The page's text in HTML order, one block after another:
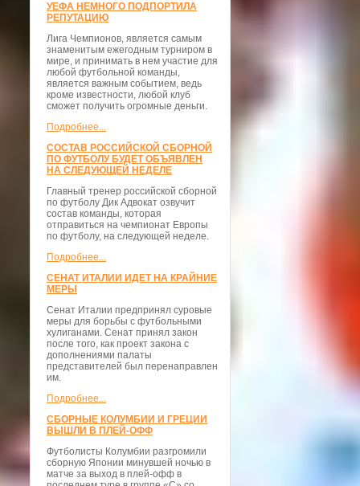
УЕФА НЕМНОГО ПОДПОРТИЛА
РЕПУТАЦИЮ
Лига Чемпионов, является самым
знаменитым ежегодным турниром в
мире, и принимать в нем участие для
любой футбольной команды,
является важным событием, ведь
кроме известности, любой клуб
сможет получить огромные деньги.
Подробнее...
СОСТАВ РОССИЙСКОЙ СБОРНОЙ
ПО ФУТБОЛУ БУДЕТ ОБЪЯВЛЕН
НА СЛЕДУЮЩЕЙ НЕДЕЛЕ
Главный тренер российской сборной
по футболу Дик Адвокат озвучит
состав команды, которая
отправиться на чемпионат Европы
по футболу, на следующей неделе.
Подробнее...
СЕНАТ ИТАЛИИ ИДЕТ НА КРАЙНИЕ
МЕРЫ
Сенат Италии предпринял суровые
меры для борьбы с футбольными
хулиганами. Сенат принял закон
после того, как проект закона с
дополнениями палаты
представителей был перенаправлен
им.
Подробнее...
СБОРНЫЕ КОЛУМБИИ И ГРЕЦИИ
ВЫШЛИ В ПЛЕЙ-ОФФ
Футболисты Колумбии разгромили
сборную Японии минувшей ночью в
матче за выход в плей-офф в